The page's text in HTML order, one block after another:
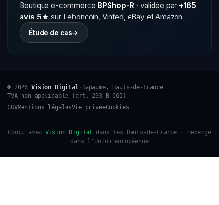
Boutique e-commerce BPShop-R · validée par +165
avis 5★ sur Leboncoin, Vinted, eBay et Amazon.
Étude de cas→
© 2026 Vision Digital· Bapaume, Hauts-de-France ·
TVA non applicable (art. 293 B CGI)
CGVMentions légalesVie privéeCookies
Conçu avec Vision Digital
dans les Hauts-de-France · Hébergé
dans l'Union européenne